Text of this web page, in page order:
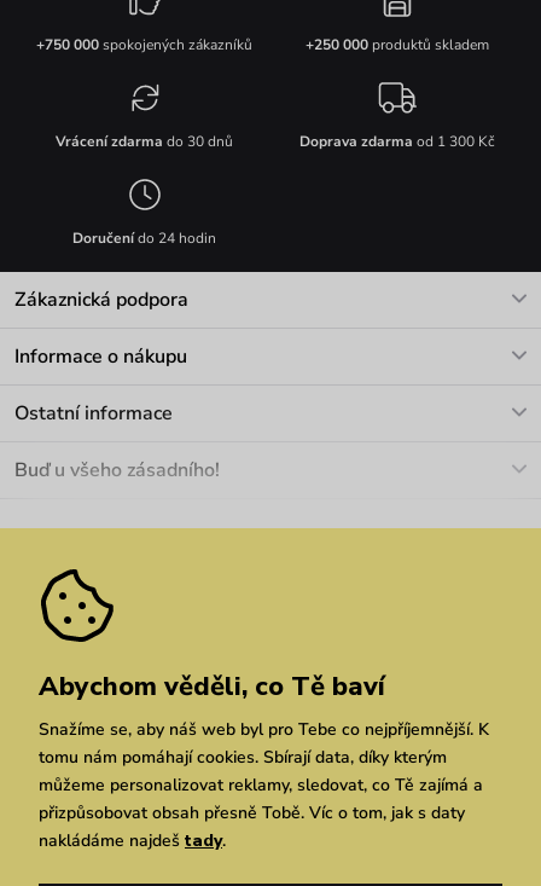
+750 000spokojených zákazníků +250 000produktů skladem
Vrácení zdarma do 30 dnů Doprava zdarma od 1 300 Kč
Doručenído 24 hodin
Zákaznická podpora
Informace o nákupu
Materiály a údržba
Pozáruční opravy
Ostatní informace
Velkoobchod
We Care
Dárkové poukazy
Vuchlook
Prodejny
Praha Brno Chrudim
Buď u všeho zásadního!
Zásady ochrany osobních údajů
Simplia.cz
Abychom věděli, co Tě baví
Snažíme se, aby náš web byl pro Tebe co nejpříjemnější. K
tomu nám pomáhají cookies. Sbírají data, díky kterým
můžeme personalizovat reklamy, sledovat, co Tě zajímá a
přizpůsobovat obsah přesně Tobě. Víc o tom, jak s daty
nakládáme najdeš tady.